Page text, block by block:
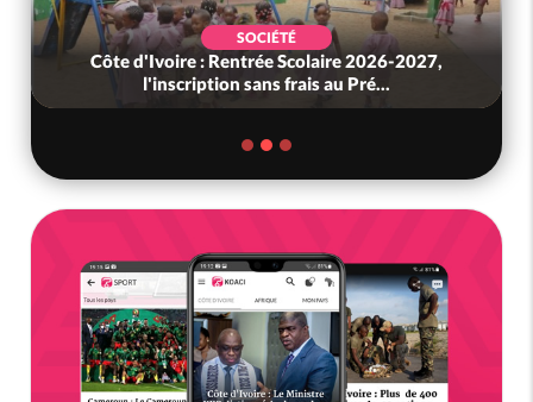
SOCIÉTÉ
Côte d'Ivoire : Rentrée Scolaire 2026-2027,
l'inscription sans frais au Pré...